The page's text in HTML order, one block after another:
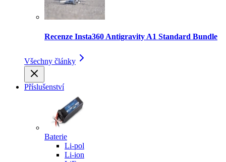
Recenze Insta360 Antigravity A1 Standard Bundle
Všechny články
Příslušenství
Baterie
Li-pol
Li-ion